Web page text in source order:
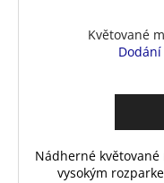
Květované
Nádherné
vysokým